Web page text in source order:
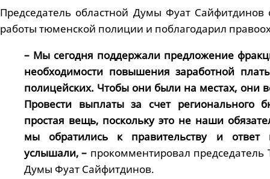
Председатель областной Думы Фуат Сайфитдинов
работы тюменской полиции и поблагодарил
– Мы сегодня поддержали предложение
необходимости повышения заработной
полицейских. Чтобы они были на местах, они
Провести выплаты за счет регионального
простая вещь, поскольку это не наши
мы обратились к правительству и ответ
услышали, – прокомментировал председатель
Думы Фуат Сайфитдинов.